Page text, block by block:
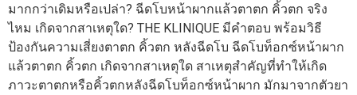
มากกว่าเดิมหรือเปล่า? ฉีดโบหน้าผากแล้วตาตก คิ้วตก จริง
ไหม เกิดจากสาเหตุใด? THE KLINIQUE มีคำตอบ พร้อมวิธี
ป้องกันความเสี่ยงตาตก คิ้วตก หลังฉีดโบ ฉีดโบท็อกซ์หน้าผาก
แล้วตาตก คิ้วตก เกิดจากสาเหตุใด สาเหตุสำคัญที่ทำให้เกิด
ภาวะตาตกหรือคิ้วตกหลังฉีดโบท็อกซ์หน้าผาก มักมาจากตัวยา